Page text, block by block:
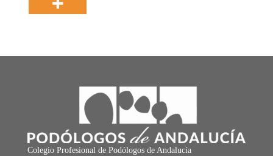
Colegio Profesional de Podólogos de Andalucía